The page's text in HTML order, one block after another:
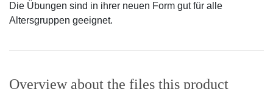
Die Übungen sind in ihrer neuen Form gut für alle
Altersgruppen geeignet.
Overview about the files this product